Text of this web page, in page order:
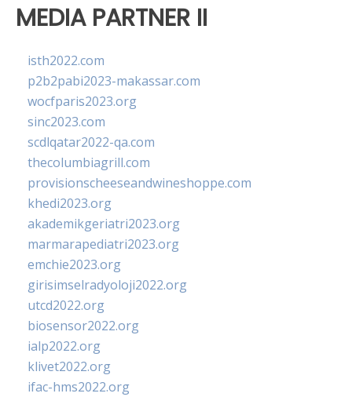
MEDIA PARTNER II
isth2022.com
p2b2pabi2023-makassar.com
wocfparis2023.org
sinc2023.com
scdlqatar2022-qa.com
thecolumbiagrill.com
provisionscheeseandwineshoppe.com
khedi2023.org
akademikgeriatri2023.org
marmarapediatri2023.org
emchie2023.org
girisimselradyoloji2022.org
utcd2022.org
biosensor2022.org
ialp2022.org
klivet2022.org
ifac-hms2022.org